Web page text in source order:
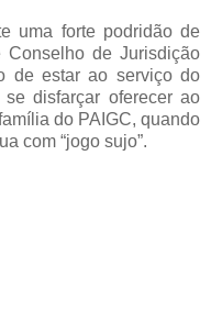
uma forte podridão de
de Jurisdição
de estar ao serviço do
disfarçar oferecer ao
do PAIGC, quando
com “jogo sujo”.